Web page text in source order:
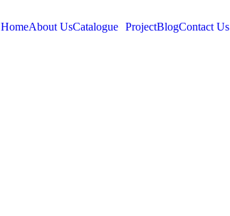
HomeAbout UsCatalogue ProjectBlogContact Us